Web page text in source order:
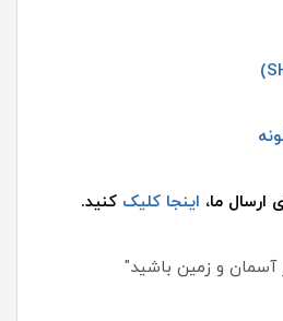
ارسال ما، اینجا کلیک کنید.
آسمان و زمین باشید"